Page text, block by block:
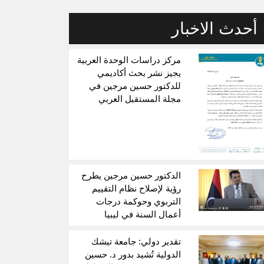
أحدث الاخبار
مركز دراسات الوحدة العربية
يجيز نشر بحث أكاديمي
للدكتور حسين مرجين في
مجلة المستقبل العربي
الدكتور حسين مرجين يطرح
رؤية لإصلاح نظام التقييم
التربوي وحوكمة درجات
أعمال السنة في ليبيا
تقدير دولي: جامعة تيشك
الدولية تُشيد بدور د. حسين